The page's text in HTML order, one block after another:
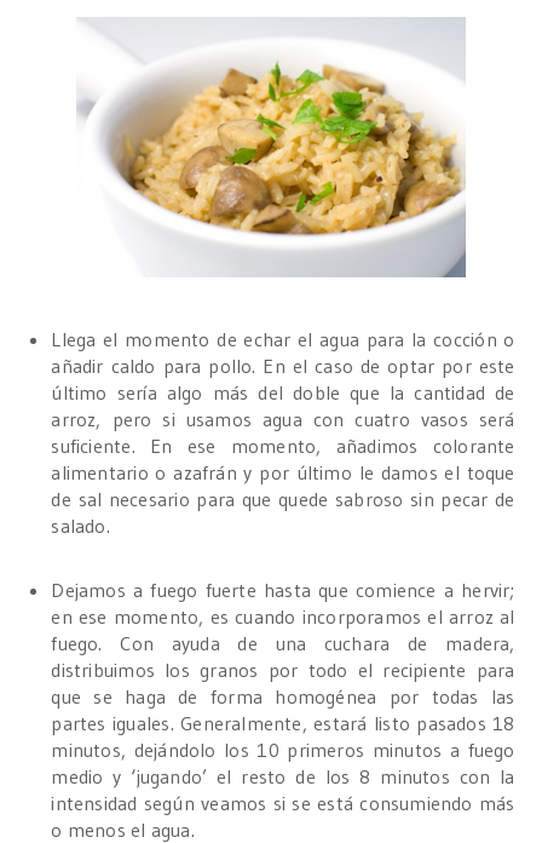
Llega el momento de echar el agua para la cocción o
añadir caldo para pollo. En el caso de optar por este
último sería algo más del doble que la cantidad de
arroz, pero si usamos agua con cuatro vasos será
suficiente. En ese momento, añadimos colorante
alimentario o azafrán y por último le damos el toque
de sal necesario para que quede sabroso sin pecar de
salado.
Dejamos a fuego fuerte hasta que comience a hervir;
en ese momento, es cuando incorporamos el arroz al
fuego. Con ayuda de una cuchara de madera,
distribuimos los granos por todo el recipiente para
que se haga de forma homogénea por todas las
partes iguales. Generalmente, estará listo pasados 18
minutos, dejándolo los 10 primeros minutos a fuego
medio y ‘jugando’ el resto de los 8 minutos con la
intensidad según veamos si se está consumiendo más
o menos el agua.